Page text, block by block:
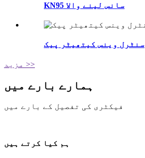
KN95 سانس لینے والا
سنٹرل وینس کیتھیٹر پیک
مزید >>
ہمارے بارے میں
فیکٹری کی تفصیل کے بارے میں
ہم کیا کرتے ہیں